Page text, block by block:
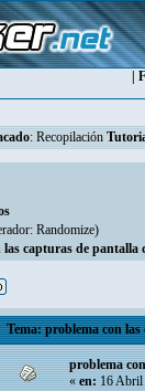
: Recopilación
Randomize)
las capturas de pantalla
Tema: problema con
problema
«en:16 Abril